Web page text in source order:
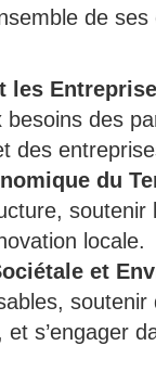
de
les
des
des
du
soutenir
locale.
et
s’engager